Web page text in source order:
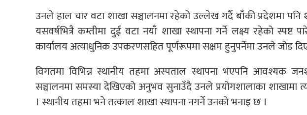
उनले हाल चार वटा शाखा सञ्चालनमा रहेको उल्लेख गर्दै बाँकी प्रदेशमा पनि
यसवर्षभित्रै कम्तीमा दुई वटा नयाँ शाखा स्थापना गर्ने लक्ष्य रहेको स्पष्ट
कार्यालय अत्याधुनिक उपकरणसहित पूर्णरूपमा सक्षम हुनुपर्नेमा उनले जोड
विगतमा विभिन्न स्थानीय तहमा अस्पताल स्थापना भएपनि आवश्यक
सञ्चालनमा समस्या देखिएको अनुभव सुनाउँदै उनले प्रयोगशालाका शाखामा
। स्थानीय तहमा भने तत्काल शाखा स्थापना नगर्ने उनकाे भनाइ छ ।